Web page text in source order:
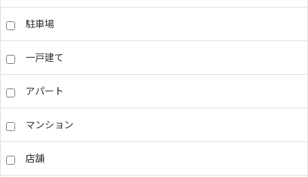
駐車場
一戸建て
アパート
マンション
店舗